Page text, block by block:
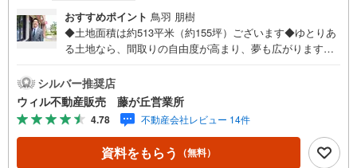
おすすめポイント 鳥羽 朋樹
◆土地面積は約513平米（約155坪）ございます◆ゆとりあ
る土地なら、間取りの自由度が高まり、夢も広がります
件はございません！お好きなハウスメーカー・工務店をお
選びいただけます！◆ご家族の理想に合ったマイホームを
ご実現ください！◆「高針小学校」まで徒歩約6分！子育て
世帯にも嬉しい立地！◆「西友（高針店）」まで徒歩約5
分、毎日のお買い物に便利な立地！◆緑豊かな「神丘公
園」まで徒歩約10分、「牧野ヶ池緑地」まで徒歩約19分！
シルバー推奨店
ウィル不動産販売 藤が丘営業所
4.78 不動産会社レビュー 14件
資料をもらう （無料）